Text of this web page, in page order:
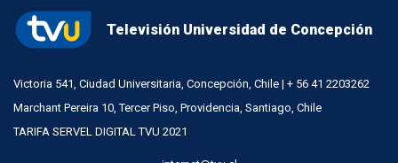
Televisión Universidad de Concepción
Victoria 541, Ciudad Universitaria, Concepción, Chile | + 56 41 2203262
Marchant Pereira 10, Tercer Piso, Providencia, Santiago, Chile
TARIFA SERVEL DIGITAL TVU 2021